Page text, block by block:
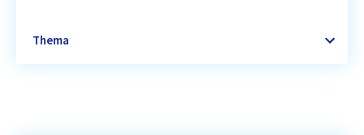
Thema